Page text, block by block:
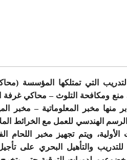
التي تمتلكها المؤسسة
منع ومكافحة التلوث – محاكي
منها مخبر المعلوماتية – مخبر
الهندسي للعمل مع الخرائط
الأولية، ويتم تجهيز مخبر
للتدريب والتأهيل البحري على